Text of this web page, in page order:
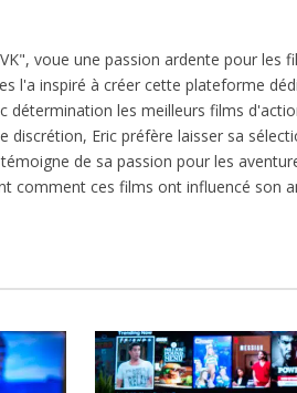
voue une passion ardente pour les
l'a inspiré à créer cette plateforme
détermination les meilleurs films
discrétion, Eric préfère laisser sa
de sa passion pour les
comment ces films ont influencé son